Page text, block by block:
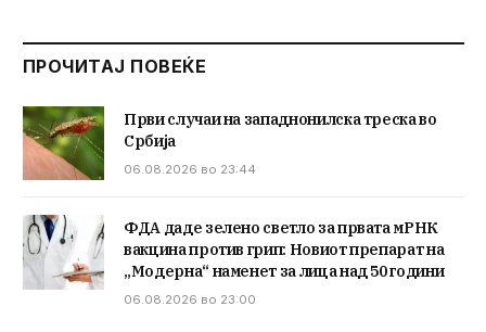
ПРОЧИТАЈ ПОВЕЌЕ
Први случаи на западнонилска треска во
Србија
06.08.2026 во 23:44
ФДА даде зелено светло за првата мРНК
вакцина против грип: Новиот препарат на
„Модерна“ наменет за лица над 50 години
06.08.2026 во 23:00